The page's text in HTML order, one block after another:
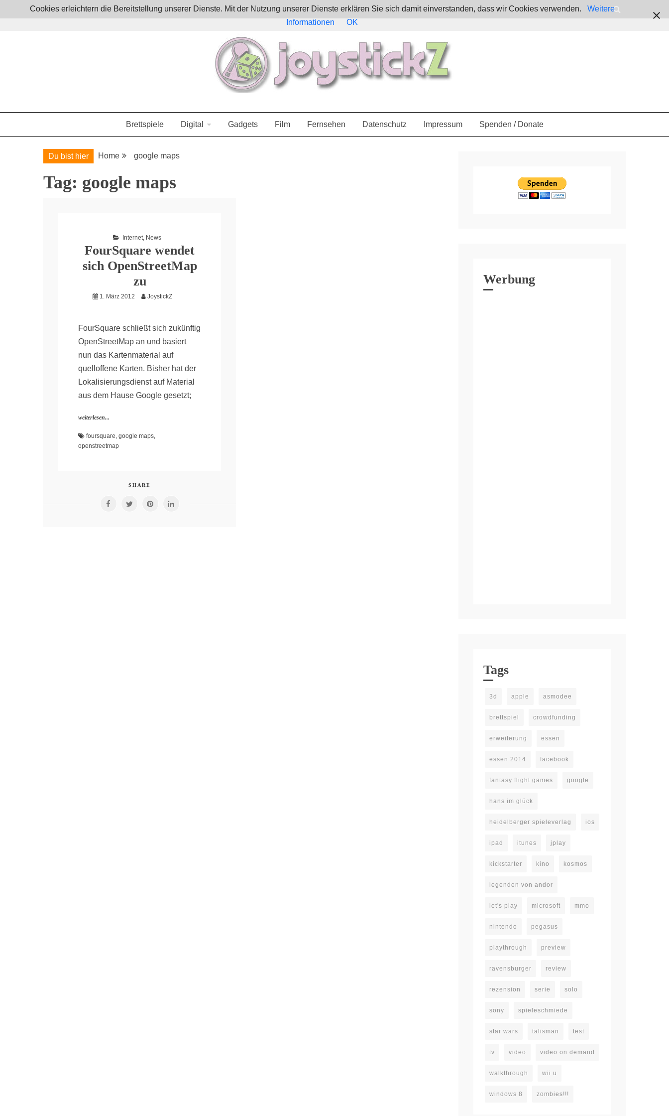
to
JoystickZ
Brettspiele Digital Gadgets Film Fernsehen Datenschutz Impressum Spenden / Donate
Du bist hier Home google maps
Tag: google maps
Internet, News
FourSquare wendet
sich OpenStreetMap
zu
1. März 2012 JoystickZ
FourSquare schließt sich zukünftig
OpenStreetMap an und basiert
nun das Kartenmaterial auf
quelloffene Karten. Bisher hat der
Lokalisierungsdienst auf Material
aus dem Hause Google gesetzt;
weiterlesen...
foursquare, google maps,
openstreetmap
SHARE
Werbung
Tags
3d apple asmodee
brettspiel crowdfunding
erweiterung essen
essen 2014 facebook
fantasy flight games google
hans im glück
heidelberger spieleverlag ios
ipad itunes jplay
kickstarter kino kosmos
legenden von andor
let's play microsoft mmo
nintendo pegasus
playthrough preview
ravensburger review
rezension serie solo
sony spieleschmiede
star wars talisman test
tv video video on demand
walkthrough wii u
windows 8 zombies!!!
Cookies erleichtern die Bereitstellung unserer Dienste. Mit der Nutzung unserer Dienste erklären Sie sich damit einverstanden, dass wir Cookies verwenden.
Weitere
Informationen
OK